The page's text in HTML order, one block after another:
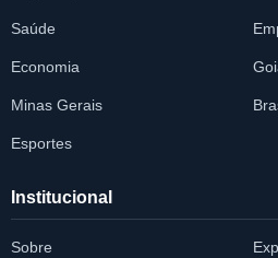
Saúde
Economia
Minas Gerais
Esportes
Institucional
Sobre